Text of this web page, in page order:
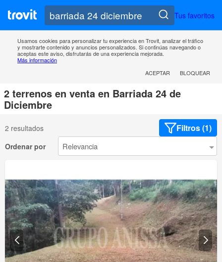
Tus favoritos
Usamos cookies para personalizar tu experiencia en Trovit, analizar el tráfico
y mostrarte contenido y anuncios personalizados. Si continúas navegando o
aceptas este aviso, disfrutarás de una experiencia mejorada.
Más información
ACEPTAR
BLOQUEAR
2 terrenos en venta en Barriada 24 de
Diciembre
2 resultados Filtros (1)
Ordenar por